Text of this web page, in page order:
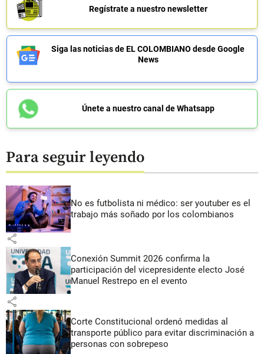
Regístrate a nuestro newsletter
Siga las noticias de EL COLOMBIANO desde Google
News
Únete a nuestro canal de Whatsapp
Para seguir leyendo
No es futbolista ni médico: ser youtuber es el
trabajo más soñado por los colombianos
share
Conexión Summit 2026 confirma la
participación del vicepresidente electo José
Manuel Restrepo en el evento
share
Corte Constitucional ordenó medidas al
transporte público para evitar discriminación a
personas con sobrepeso